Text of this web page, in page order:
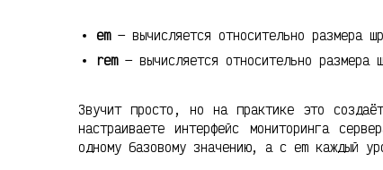
em— вычисляется относительно размера
rem— вычисляется относительно размера
Звучит просто, но на практике это
настраиваете интерфейс мониторинга
одному базовому значению, а с em каждый